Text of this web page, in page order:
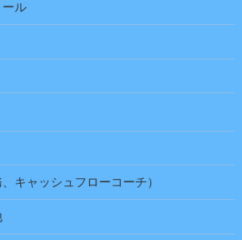
ール
キャッシュフローコーチ）